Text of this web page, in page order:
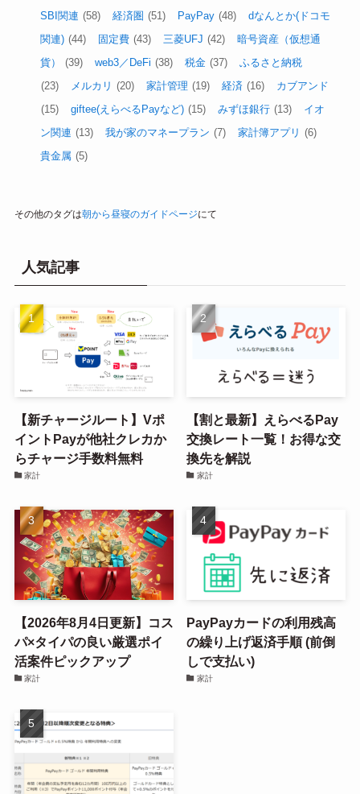
SBI関連 (58) 経済圏 (51) PayPay (48)
dなんとか(ドコモ
関連) (44) 固定費 (43) 三菱UFJ (42)
暗号資産（仮想通
貨）
(39) web3／DeFi (38) 税金 (37)
ふるさと納税
(23)
メルカリ (20) 家計管理 (19) 経済 (16)
カブアンド
(15)
giftee(えらべるPayなど) (15) みずほ銀行 (13)
イオ
ン関連 (13) 我が家のマネープラン (7) 家計簿アプリ (6)
貴金属 (5)
その他のタグは朝から昼寝のガイドページにて
人気記事
【新チャージルート】Vポ
イントPayが他社クレカか
らチャージ手数料無料
家計
【割と最新】えらべるPay
交換レート一覧！お得な交
換先を解説
家計
【2026年8月4日更新】コス
パ×タイパの良い厳選ポイ
活案件ピックアップ
家計
PayPayカードの利用残高
の繰り上げ返済手順 (前倒
しで支払い)
家計